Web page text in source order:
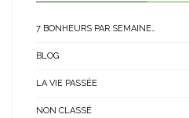
7 BONHEURS PAR SEMAINE…
BLOG
LA VIE PASSÉE
NON CLASSÉ